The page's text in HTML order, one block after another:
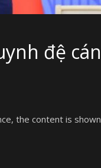
đệ
the content is